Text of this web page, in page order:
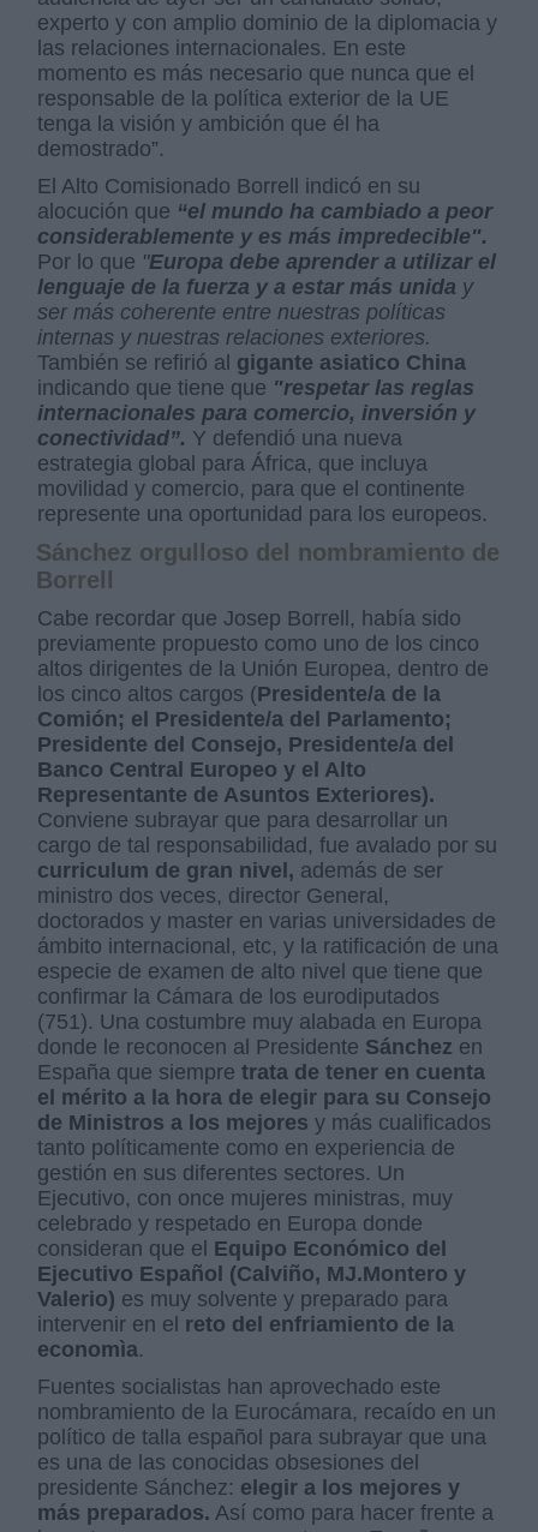
experto y con amplio dominio de la diplomacia y
las relaciones internacionales. En este
momento es más necesario que nunca que el
responsable de la política exterior de la UE
tenga la visión y ambición que él ha
demostrado”.
El Alto Comisionado Borrell indicó en su
alocución que “el mundo ha cambiado a peor
considerablemente y es más impredecible".
Por lo que "Europa debe aprender a utilizar el
lenguaje de la fuerza y a estar más unida y
ser más coherente entre nuestras políticas
internas y nuestras relaciones exteriores.
También se refirió al gigante asiatico China
indicando que tiene que "respetar las reglas
internacionales para comercio, inversión y
conectividad”. Y defendió una nueva
estrategia global para África, que incluya
movilidad y comercio, para que el continente
represente una oportunidad para los europeos.
Sánchez orgulloso del nombramiento de
Borrell
Cabe recordar que Josep Borrell, había sido
previamente propuesto como uno de los cinco
altos dirigentes de la Unión Europea, dentro de
los cinco altos cargos (Presidente/a de la
Comión; el Presidente/a del Parlamento;
Presidente del Consejo, Presidente/a del
Banco Central Europeo y el Alto
Representante de Asuntos Exteriores).
Conviene subrayar que para desarrollar un
cargo de tal responsabilidad, fue avalado por su
curriculum de gran nivel, además de ser
ministro dos veces, director General,
doctorados y master en varias universidades de
ámbito internacional, etc, y la ratificación de una
especie de examen de alto nivel que tiene que
confirmar la Cámara de los eurodiputados
(751). Una costumbre muy alabada en Europa
donde le reconocen al Presidente Sánchez en
España que siempre trata de tener en cuenta
el mérito a la hora de elegir para su Consejo
de Ministros a los mejores y más cualificados
tanto políticamente como en experiencia de
gestión en sus diferentes sectores. Un
Ejecutivo, con once mujeres ministras, muy
celebrado y respetado en Europa donde
consideran que el Equipo Económico del
Ejecutivo Español (Calviño, MJ.Montero y
Valerio) es muy solvente y preparado para
intervenir en el reto del enfriamiento de la
economìa.
Fuentes socialistas han aprovechado este
nombramiento de la Eurocámara, recaído en un
político de talla español para subrayar que una
es una de las conocidas obsesiones del
presidente Sánchez: elegir a los mejores y
más preparados. Así como para hacer frente a